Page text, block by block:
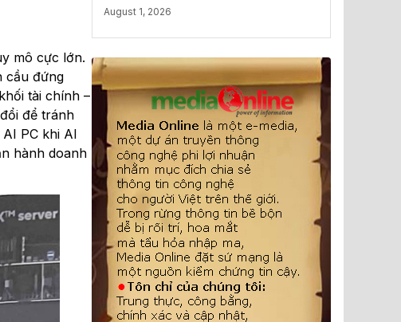
mô cực lớn.
cầu đứng
tài chính –
để tránh
PC khi AI
hành doanh
August 1, 2026